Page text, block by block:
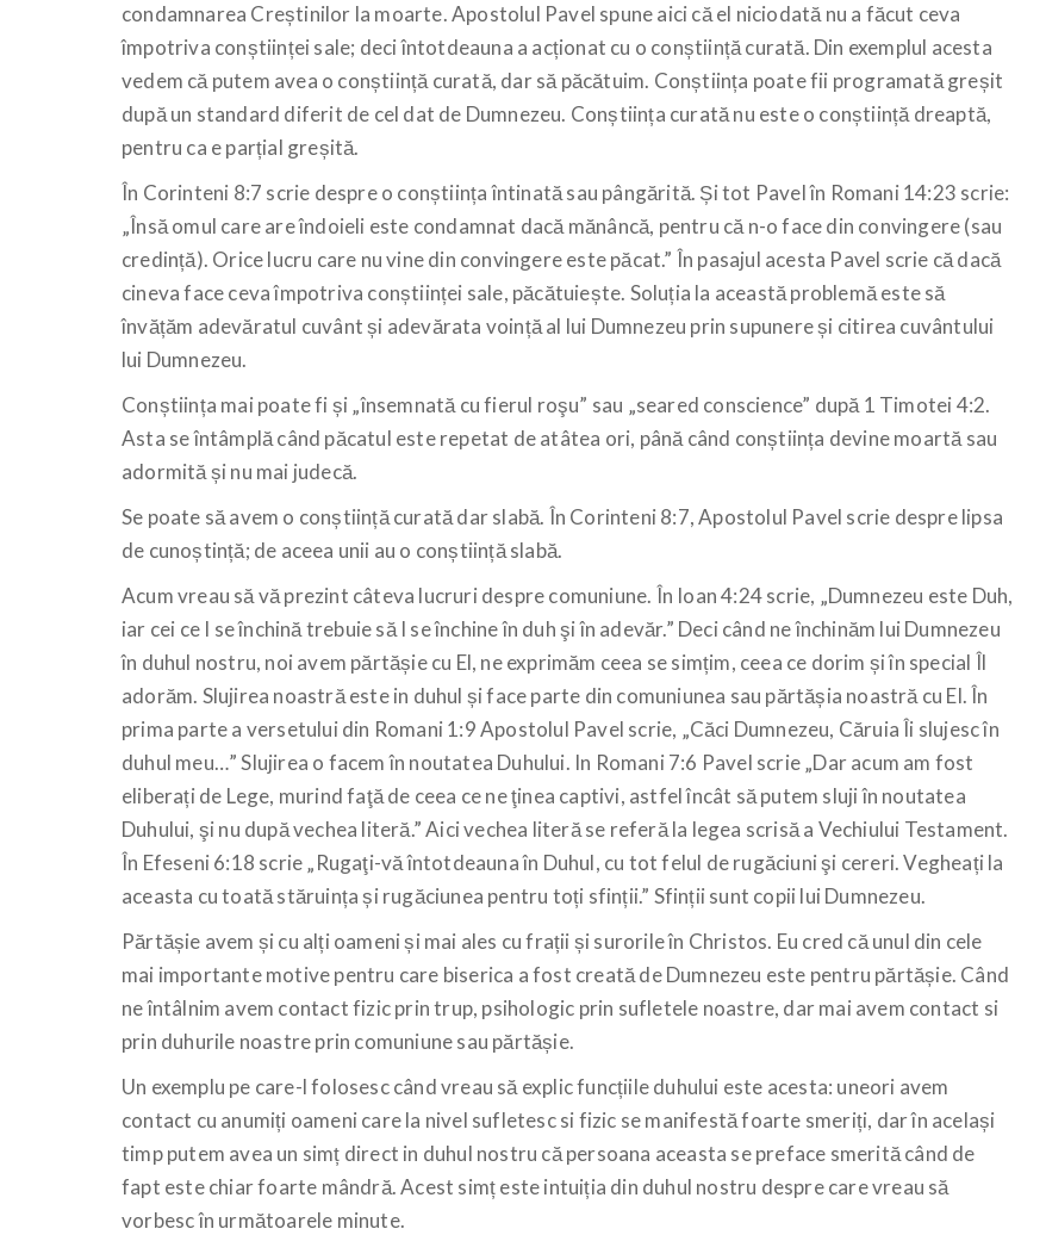
condamnarea Creștinilor la moarte. Apostolul Pavel spune aici că el niciodată nu a făcut ceva
împotriva conștiinței sale; deci întotdeauna a acționat cu o conștiință curată. Din exemplul acesta
vedem că putem avea o conștiință curată, dar să păcătuim. Conștiința poate fii programată greșit
după un standard diferit de cel dat de Dumnezeu. Conștiința curată nu este o conștiință dreaptă,
pentru ca e parțial greșită.
În Corinteni 8:7 scrie despre o conștiința întinată sau pângărită. Și tot Pavel în Romani 14:23 scrie:
„Însă omul care are îndoieli este condamnat dacă mănâncă, pentru că n-o face din convingere (sau
credință). Orice lucru care nu vine din convingere este păcat.” În pasajul acesta Pavel scrie că dacă
cineva face ceva împotriva conștiinței sale, păcătuiește. Soluția la această problemă este să
învățăm adevăratul cuvânt și adevărata voință al lui Dumnezeu prin supunere și citirea cuvântului
lui Dumnezeu.
Conștiința mai poate fi și „însemnată cu fierul roşu” sau „seared conscience” după 1 Timotei 4:2.
Asta se întâmplă când păcatul este repetat de atâtea ori, până când conștiința devine moartă sau
adormită și nu mai judecă.
Se poate să avem o conștiință curată dar slabă. În Corinteni 8:7, Apostolul Pavel scrie despre lipsa
de cunoștință; de aceea unii au o conștiință slabă.
Acum vreau să vă prezint câteva lucruri despre comuniune. În Ioan 4:24 scrie, „Dumnezeu este Duh,
iar cei ce I se închină trebuie să I se închine în duh şi în adevăr.” Deci când ne închinăm lui Dumnezeu
în duhul nostru, noi avem părtășie cu El, ne exprimăm ceea se simțim, ceea ce dorim și în special Îl
adorăm. Slujirea noastră este in duhul și face parte din comuniunea sau părtășia noastră cu El. În
prima parte a versetului din Romani 1:9 Apostolul Pavel scrie, „Căci Dumnezeu, Căruia Îi slujesc în
duhul meu…” Slujirea o facem în noutatea Duhului. In Romani 7:6 Pavel scrie „Dar acum am fost
eliberați de Lege, murind faţă de ceea ce ne ţinea captivi, astfel încât să putem sluji în noutatea
Duhului, şi nu după vechea literă.” Aici vechea literă se referă la legea scrisă a Vechiului Testament.
În Efeseni 6:18 scrie „Rugaţi-vă întotdeauna în Duhul, cu tot felul de rugăciuni şi cereri. Vegheați la
aceasta cu toată stăruința și rugăciunea pentru toți sfinții.” Sfinții sunt copii lui Dumnezeu.
Părtășie avem și cu alți oameni și mai ales cu frații și surorile în Christos. Eu cred că unul din cele
mai importante motive pentru care biserica a fost creată de Dumnezeu este pentru părtășie. Când
ne întâlnim avem contact fizic prin trup, psihologic prin sufletele noastre, dar mai avem contact si
prin duhurile noastre prin comuniune sau părtășie.
Un exemplu pe care-l folosesc când vreau să explic funcțiile duhului este acesta: uneori avem
contact cu anumiți oameni care la nivel sufletesc si fizic se manifestă foarte smeriți, dar în același
timp putem avea un simț direct in duhul nostru că persoana aceasta se preface smerită când de
fapt este chiar foarte mândră. Acest simț este intuiția din duhul nostru despre care vreau să
vorbesc în următoarele minute.